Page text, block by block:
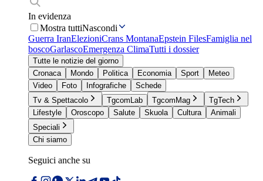
In evidenza
Mostra tuttiNascondi
Guerra IranElezioniCrans MontanaEpstein FilesFamiglia nel
boscoGarlascoEmergenza ClimaTutti i dossier
Tutte le notizie del giorno
Cronaca
Mondo Politica Economia Sport
Meteo
Video
Foto Infografiche
Schede
Tv & Spettacolo
TgcomLab TgcomMag
TgTech
Lifestyle
Oroscopo Salute Skuola Cultura
Animali
Speciali
Chi siamo
Seguici anche su